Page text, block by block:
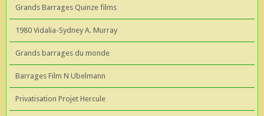
Grands Barrages Quinze films
1980 Vidalia-Sydney A. Murray
Grands barrages du monde
Barrages Film N Ubelmann
Privatisation Projet Hercule